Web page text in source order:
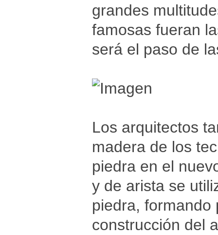
grandes
famosas fueran
será el paso de
Los arquitectos
madera de los
piedra en el
y de arista se
piedra, formando
construcción del